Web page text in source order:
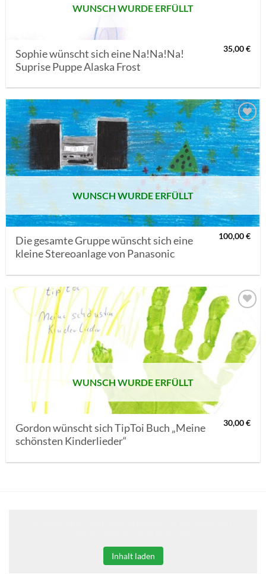
WUNSCH WURDE ERFÜLLT
Sophie wünscht sich eine Na!Na!Na!
Suprise Puppe Alaska Frost
35,00€
AUF MEINE
MERKLISTE
SETZEN
WUNSCH WURDE ERFÜLLT
Die gesamte Gruppe wünscht sich eine
kleine Stereoanlage von Panasonic
100,00€
AUF MEINE
MERKLISTE
SETZEN
WUNSCH WURDE ERFÜLLT
Gordon wünscht sich TipToi Buch „Meine
schönsten Kinderlieder“
30,00€
Inhalt laden